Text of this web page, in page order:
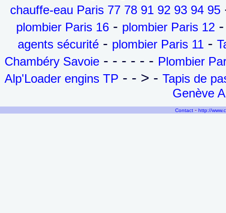
chauffe-eau Paris 77 78 91 92 93 94 95
plombier Paris 16 - plombier Paris 12
agents sécurité - plombier Paris 11 -
Chambéry Savoie - - - - - - Plombier
Alp'Loader engins TP - - > - Tapis de
Genève
Contact - http://